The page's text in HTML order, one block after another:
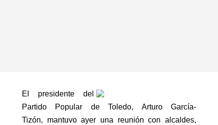
El presidente del
Partido Popular de Toledo, Arturo García-
Tizón, mantuvo ayer una reunión con alcaldes,